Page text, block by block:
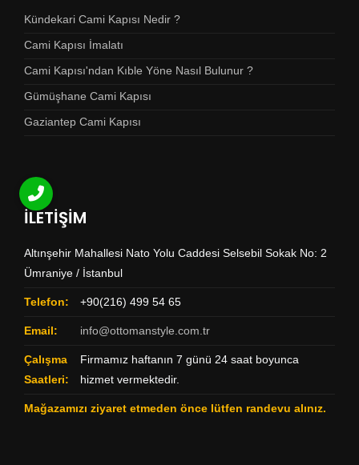
Kündekari Cami Kapısı Nedir ?
Cami Kapısı İmalatı
Cami Kapısı'ndan Kıble Yöne Nasıl Bulunur ?
Gümüşhane Cami Kapısı
Gaziantep Cami Kapısı
İLETİŞİM
Altınşehir Mahallesi Nato Yolu Caddesi Selsebil Sokak No: 2
Ümraniye / İstanbul
Telefon: +90(216) 499 54 65
Email: info@ottomanstyle.com.tr
Çalışma
Saatleri:
Firmamız haftanın 7 günü 24 saat boyunca
hizmet vermektedir.
Mağazamızı ziyaret etmeden önce lütfen randevu alınız.